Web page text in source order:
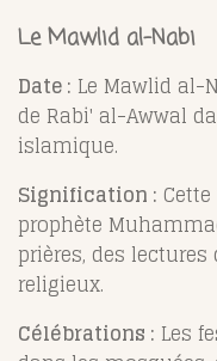
Le Mawlid al-Nabi
Date : Le Mawlid al-
de Rabi' al-Awwal
islamique.
Signification :
prophète
prières, des
religieux.
Célébrations : Les